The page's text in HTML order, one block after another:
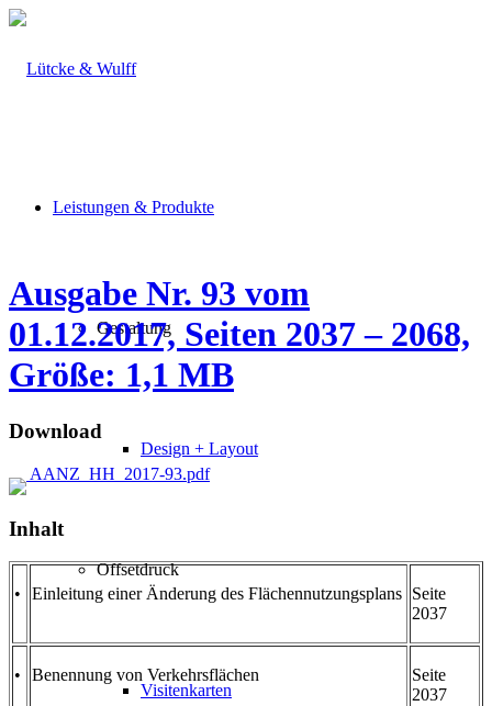
Leistungen & Produkte
Gestaltung
Design + Layout
Offsetdruck
Visitenkarten
Ausgabe Nr. 93 vom
01.12.2017, Seiten 2037 – 2068,
Größe: 1,1 MB
Download
AANZ_HH_2017-93.pdf
Inhalt
• Einleitung einer Änderung des Flächennutzungsplans Seite
2037
• Benennung von Verkehrsflächen
Seite
2037